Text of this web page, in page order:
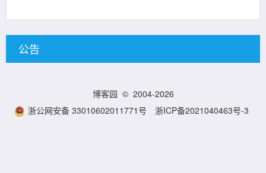
公告
博客园 © 2004-2026
浙公网安备 33010602011771号
浙ICP备2021040463号-3